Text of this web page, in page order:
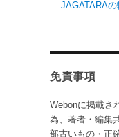
JAGATARA
免責事項
Webonに掲載さ
為、著者・編集
部古いもの・正